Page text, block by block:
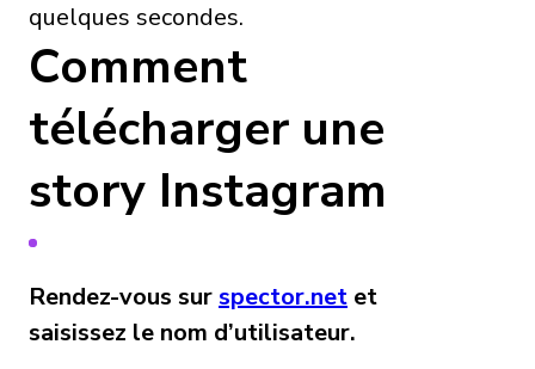
quelques secondes.
Comment
télécharger une
story Instagram
Rendez-vous surspector.net et
saisissez le nom d’utilisateur.